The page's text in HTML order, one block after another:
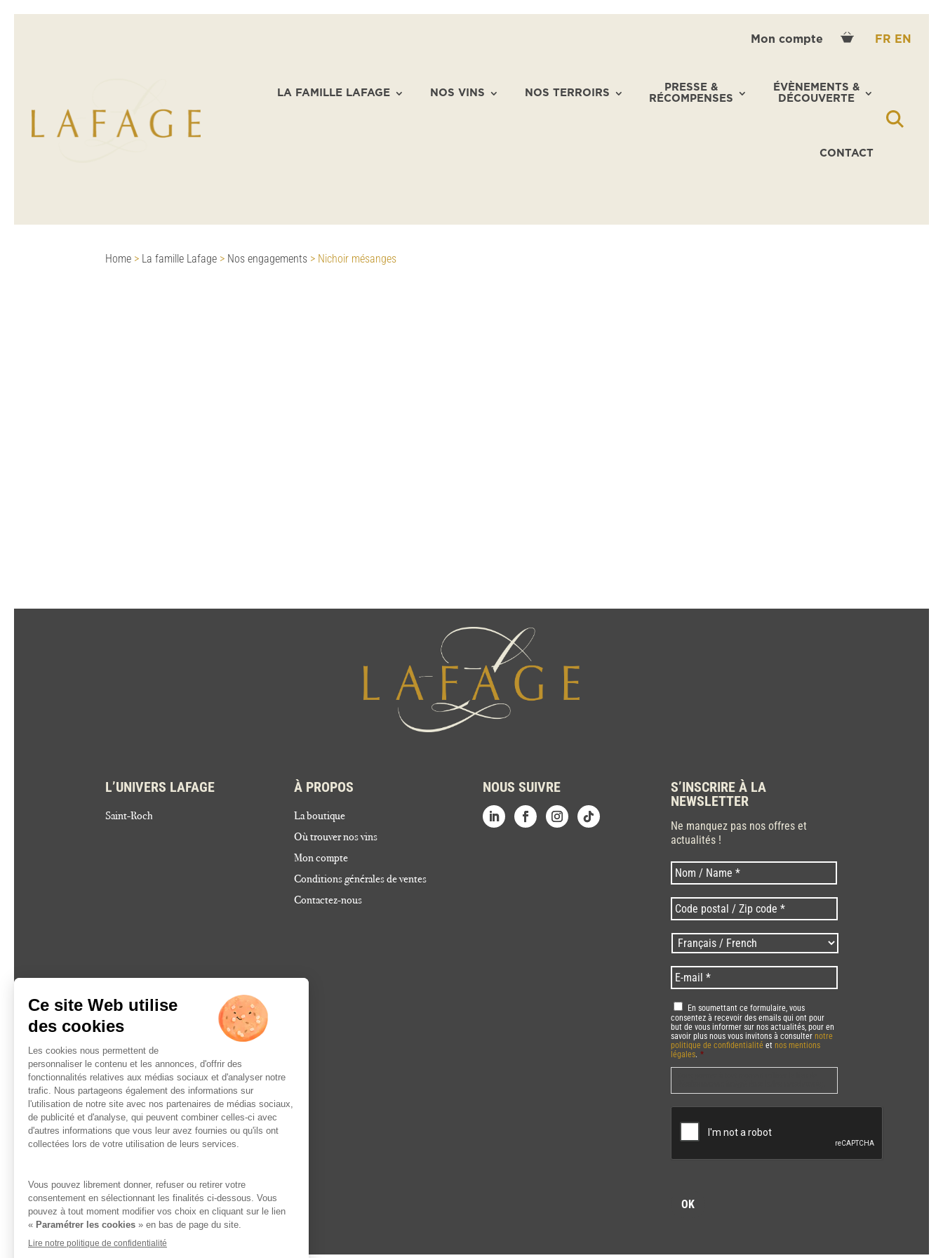
Mon compte FR EN
LA FAMILLE LAFAGE NOS VINS NOS TERROIRS
PRESSE &
RÉCOMPENSES
ÉVÈNEMENTS &
DÉCOUVERTE
CONTACT
Home > La famille Lafage > Nos engagements > Nichoir mésanges
L’UNIVERS LAFAGE
Saint-Roch
À PROPOS
La boutique
Où trouver nos vins
Mon compte
Conditions générales de ventes
Contactez-nous
NOUS SUIVRE
S’INSCRIRE À LA
NEWSLETTER
Ne manquez pas nos offres et
actualités !
Nom * Nom
Code
postal
/
Zip
* *
Langues
/
Language *
E-
mail *
RGPD *
En soumettant ce formulaire, vous
consentez à recevoir des emails qui ont pour
but de vous informer sur nos actualités, pour en
savoir plus nous vous invitons à consulternotre
politique de confidentialité etnos mentions
légales. *